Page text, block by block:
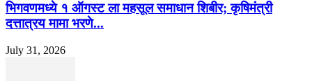
भिगवणमध्ये १ ऑगस्ट ला महसूल समाधान शिबीर; कृषिमंत्री
दत्तात्रय मामा भरणे...
July 31, 2026